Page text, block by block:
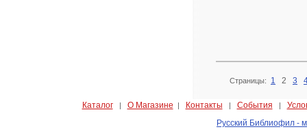
Страницы: 1 2 3
Каталог| О Магазине | Контакты | События |
Русский Библиофил -